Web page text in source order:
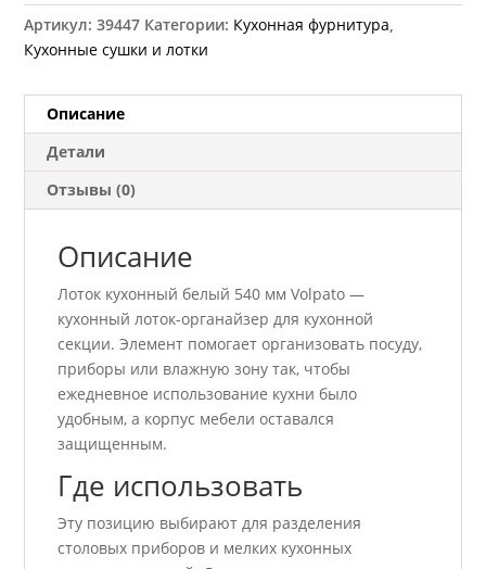
Артикул:39447 Категории: Кухонная фурнитура,
Кухонные сушки и лотки
Описание
Детали
Отзывы (0)
Описание
Лоток кухонный белый 540 мм Volpato —
кухонный лоток-органайзер для кухонной
секции. Элемент помогает организовать посуду,
приборы или влажную зону так, чтобы
ежедневное использование кухни было
удобным, а корпус мебели оставался
защищенным.
Где использовать
Эту позицию выбирают для разделения
столовых приборов и мелких кухонных